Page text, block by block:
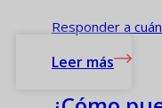
Responder a
Leer más